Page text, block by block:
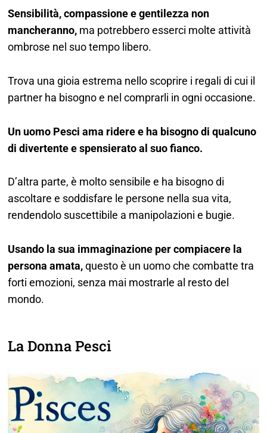
Sensibilità, compassione e gentilezza non
mancheranno, ma potrebbero esserci molte attività
ombrose nel suo tempo libero.
Trova una gioia estrema nello scoprire i regali di cui il
partner ha bisogno e nel comprarli in ogni occasione.
Un uomo Pesci ama ridere e ha bisogno di qualcuno
di divertente e spensierato al suo fianco.
D’altra parte, è molto sensibile e ha bisogno di
ascoltare e soddisfare le persone nella sua vita,
rendendolo suscettibile a manipolazioni e bugie.
Usando la sua immaginazione per compiacere la
persona amata,questo è un uomo che combatte tra
forti emozioni, senza mai mostrarle al resto del
mondo.
La Donna Pesci